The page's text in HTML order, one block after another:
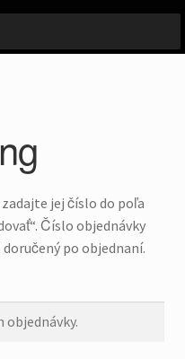
jej číslo do poľa
Číslo objednávky
po objednaní.